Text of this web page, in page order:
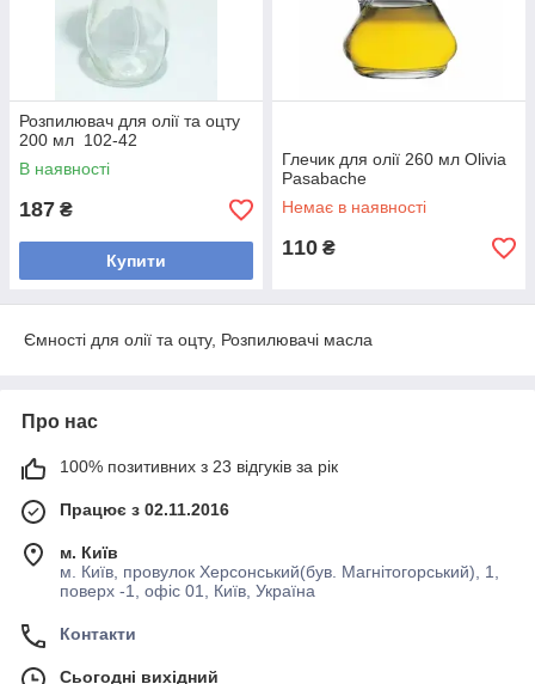
Розпилювач для олії та оцту
200 мл 102-42
В наявності
187 ₴
Купити
Глечик для олії 260 мл Olivia
Pasabache
Немає в наявності
110 ₴
Ємності для олії та оцту, Розпилювачі масла
Про нас
100% позитивних з 23 відгуків за рік
Працює з 02.11.2016
м. Київ
м. Київ, провулок Херсонський(був. Магнітогорський), 1,
поверх -1, офіс 01, Київ, Україна
Контакти
Сьогодні вихідний